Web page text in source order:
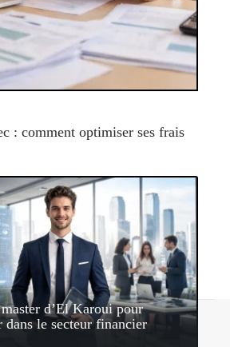
: comment optimiser ses frais
d’El Karoui pour
dans le secteur financier
Mentions légales Sitemap